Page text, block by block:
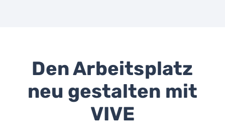
Den Arbeitsplatz
neu gestalten mit
VIVE